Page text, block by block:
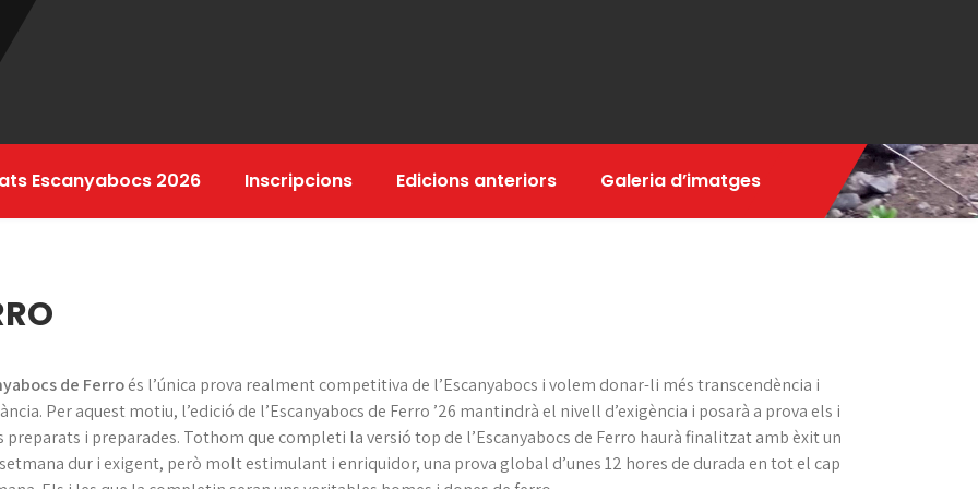
Escanyabocs 2026 Inscripcions Edicions anteriors Galeria d’imatges
de Ferroés l’única prova realment competitiva de l’Escanyabocs i volem donar-li més transcendència i
Per aquest motiu, l’edició de l’Escanyabocs de Ferro ’26 mantindrà el nivell d’exigència i posarà a prova els i
preparats i preparades. Tothom que completi la versió top de l’Escanyabocs de Ferro haurà finalitzat amb èxit un
dur i exigent, però molt estimulant i enriquidor, una prova global d’unes 12 hores de durada en tot el cap